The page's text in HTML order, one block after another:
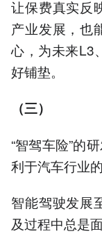
让保费真实反
产业发展，也
心，为未来L3
好铺垫。
（三）
“智驾车险”的
利于汽车行业的
智能驾驶发展
及过程中总是